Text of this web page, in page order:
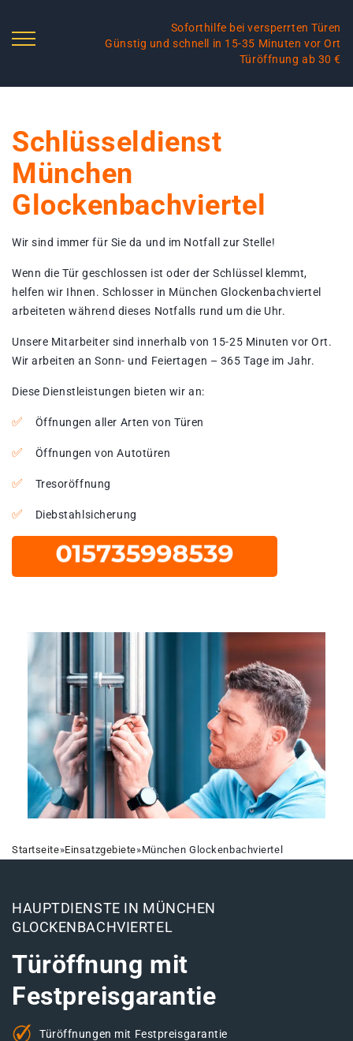
Soforthilfe bei versperrten Türen
Günstig und schnell in 15-35 Minuten vor Ort
Türöffnung ab 30 €
Schlüsseldienst
München
Glockenbachviertel
Wir sind immer für Sie da und im Notfall zur Stelle!
Wenn die Tür geschlossen ist oder der Schlüssel klemmt,
helfen wir Ihnen. Schlosser in München Glockenbachviertel
arbeiteten während dieses Notfalls rund um die Uhr.
Unsere Mitarbeiter sind innerhalb von 15-25 Minuten vor Ort.
Wir arbeiten an Sonn- und Feiertagen – 365 Tage im Jahr.
Diese Dienstleistungen bieten wir an:
Öffnungen aller Arten von Türen
Öffnungen von Autotüren
Tresoröffnung
Diebstahlsicherung
Startseite»Einsatzgebiete»München Glockenbachviertel
HAUPTDIENSTE IN MÜNCHEN
GLOCKENBACHVIERTEL
Türöffnung mit
Festpreisgarantie
Türöffnungen mit Festpreisgarantie